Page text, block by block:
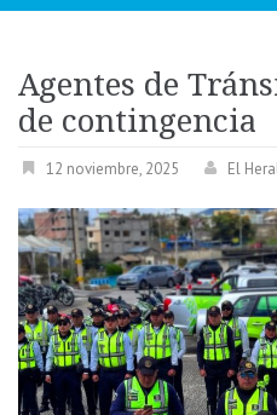
Agentes de
de contingencia
12 noviembre, 2025 El